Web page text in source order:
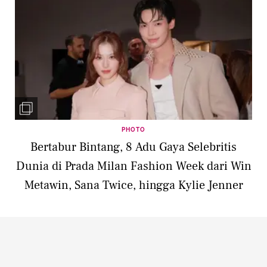
PHOTO
Bertabur Bintang, 8 Adu Gaya Selebritis
Dunia di Prada Milan Fashion Week dari Win
Metawin, Sana Twice, hingga Kylie Jenner